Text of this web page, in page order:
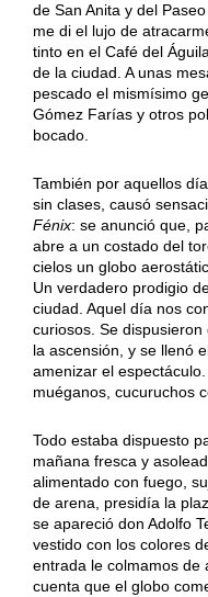
de San Anita y del
me di el lujo de
tinto en el Café del
de la ciudad. A unas
pescado el mismísimo
Gómez Farías y otros
bocado.
También por aquellos
sin clases, causó
Fénix: se anunció que,
abre a un costado del
cielos un globo
Un verdadero prodigio
ciudad. Aquel día nos
curiosos. Se
la ascensión, y se llenó
amenizar el
muéganos, cucuruchos
Todo estaba dispuesto
mañana fresca y
alimentado con fuego,
de arena, presidía la
se apareció don Adolfo
vestido con los colores
entrada le colmamos de
cuenta que el globo